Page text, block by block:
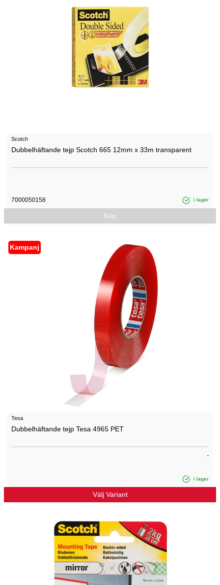
Scotch
Dubbelhäftande tejp Scotch 665 12mm x 33m transparent
7000050158 i lager
Köp
Kampanj
Tesa
Dubbelhäftande tejp Tesa 4965 PET
i lager
Välj Variant